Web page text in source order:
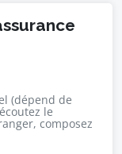
(dépend de
le
composez